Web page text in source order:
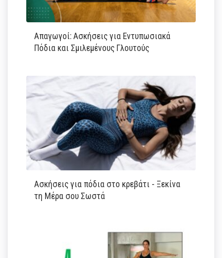
Απαγωγοί: Ασκήσεις για Εντυπωσιακά
Πόδια και Σμιλεμένους Γλουτούς
Ασκήσεις για πόδια στο κρεβάτι - Ξεκίνα
τη Μέρα σου Σωστά